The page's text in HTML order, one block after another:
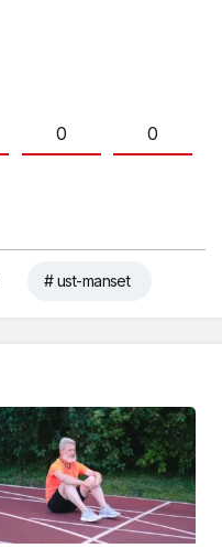
0 0
# ust-manset